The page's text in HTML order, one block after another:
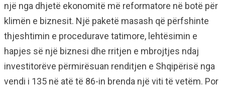
një nga dhjetë ekonomitë më reformatore në botë për
klimën e biznesit. Një paketë masash që përfshinte
thjeshtimin e procedurave tatimore, lehtësimin e
hapjes së një biznesi dhe rritjen e mbrojtjes ndaj
investitorëve përmirësuan renditjen e Shqipërisë nga
vendi i 135 në atë të 86-in brenda një viti të vetëm. Por